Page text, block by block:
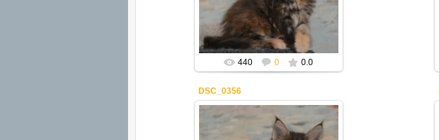
Mila2409
440 0 0.0
DSC_0356